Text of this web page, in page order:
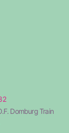
Domburg Train